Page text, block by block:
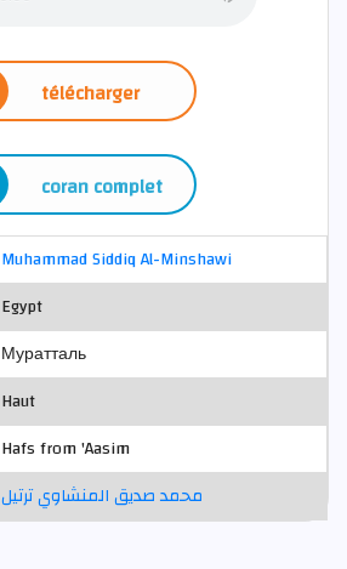
télécharger
coran complet
Muhammad Siddiq Al-Minshawi
Egypt
Муратталь
Haut
Hafs from 'Aasim
محمد صديق المنشاوي ترتيل